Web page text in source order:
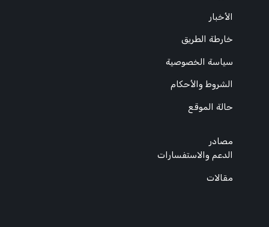
الأخبار
خارطة الطريق
سياسة الخصوصية
الشروط والأحكام
حالة الموقع
مصادر
الدعم والاستفسارات
مقالات